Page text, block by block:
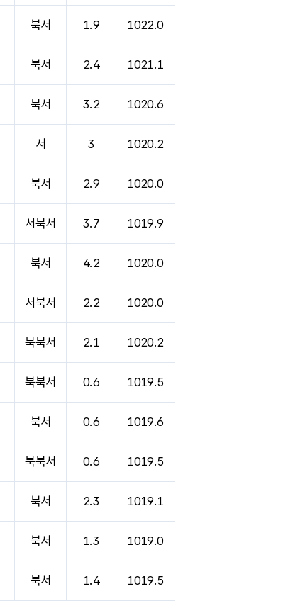
북서 1.9 1022.0
북서 2.4 1021.1
북서 3.2 1020.6
서 3 1020.2
북서 2.9 1020.0
서북서 3.7 1019.9
북서 4.2 1020.0
서북서 2.2 1020.0
북북서 2.1 1020.2
북북서 0.6 1019.5
북서 0.6 1019.6
북북서 0.6 1019.5
북서 2.3 1019.1
북서 1.3 1019.0
북서 1.4 1019.5